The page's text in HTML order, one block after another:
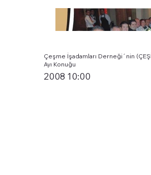
Çeşme İşadamları Derneği´nin
Ayı Konuğu
2008 10:00